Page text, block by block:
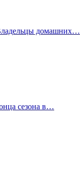
Владельцы домашних…
сезона в…